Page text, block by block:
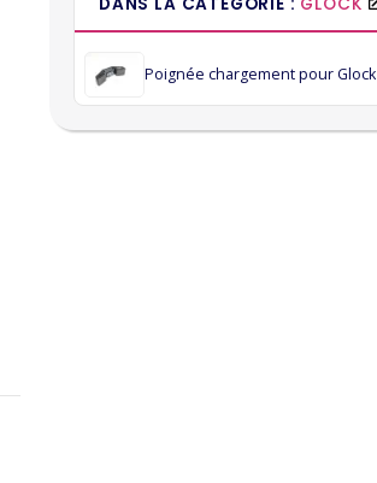
Poignée chargement pour Glock